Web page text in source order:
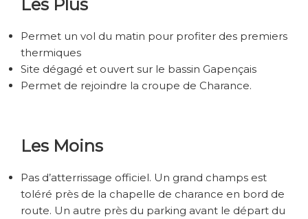
Les Plus
Permet un vol du matin pour profiter des premiers
thermiques
Site dégagé et ouvert sur le bassin Gapençais
Permet de rejoindre la croupe de Charance.
Les Moins
Pas d’atterrissage officiel. Un grand champs est
toléré près de la chapelle de charance en bord de
route. Un autre près du parking avant le départ du